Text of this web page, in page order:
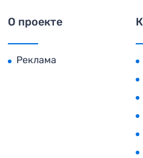
О проекте
Реклама